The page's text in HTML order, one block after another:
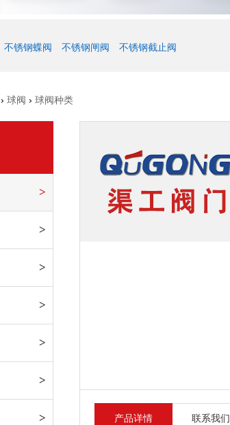
不锈钢蝶阀 不锈钢闸阀 不锈钢截止阀
› 球阀 › 球阀种类
产品详情 联系我们